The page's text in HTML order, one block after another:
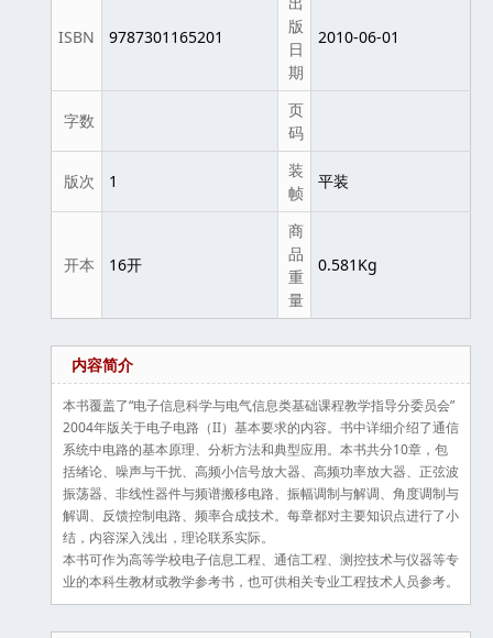
ISBN 9787301165201
版
日
期
2010-06-01
字数
页
码
版次 1
装
帧
平装
开本 16开
商
品
重
量
0.581Kg
内容简介
本书覆盖了“电子信息科学与电气信息类基础课程教学指导分委员会”
2004年版关于电子电路（II）基本要求的内容。书中详细介绍了通信
系统中电路的基本原理、分析方法和典型应用。本书共分10章，包
括绪论、噪声与干扰、高频小信号放大器、高频功率放大器、正弦波
振荡器、非线性器件与频谱搬移电路、振幅调制与解调、角度调制与
解调、反馈控制电路、频率合成技术。每章都对主要知识点进行了小
结，内容深入浅出，理论联系实际。
本书可作为高等学校电子信息工程、通信工程、测控技术与仪器等专
业的本科生教材或教学参考书，也可供相关专业工程技术人员参考。